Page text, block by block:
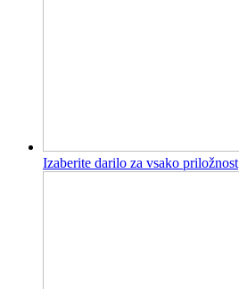
Izaberite darilo za vsako priložnost